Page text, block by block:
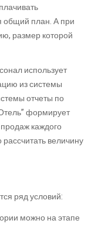
общий план. А при
размер которой
использует
из системы
отчеты по
формирует
каждого
величину
ряд условий:
можно на этапе